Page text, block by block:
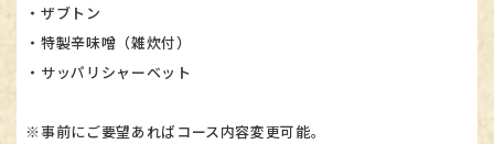
・ザブトン
・特製辛味噌（雑炊付）
・サッパリシャーベット
※事前にご要望あればコース内容変更可能。